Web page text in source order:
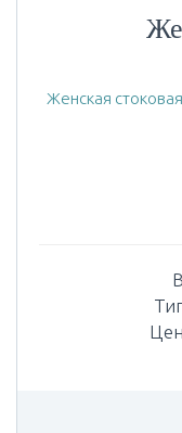
Женская